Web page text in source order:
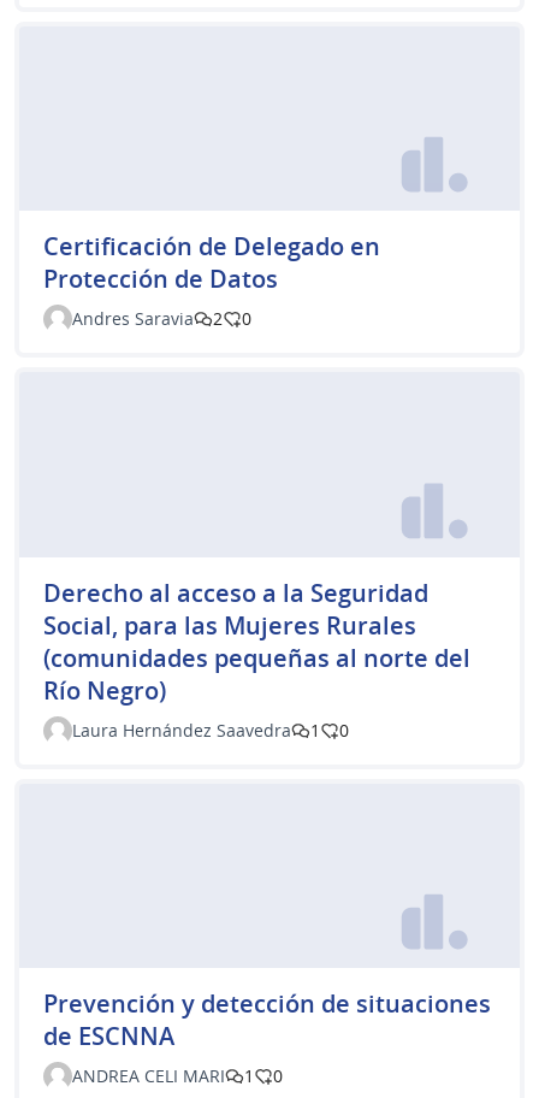
Certificación de Delegado en
Protección de Datos
Andres Saravia 2 0
Derecho al acceso a la Seguridad
Social, para las Mujeres Rurales
(comunidades pequeñas al norte del
Río Negro)
Laura Hernández Saavedra 1 0
Prevención y detección de situaciones
de ESCNNA
ANDREA CELI MARI 1 0